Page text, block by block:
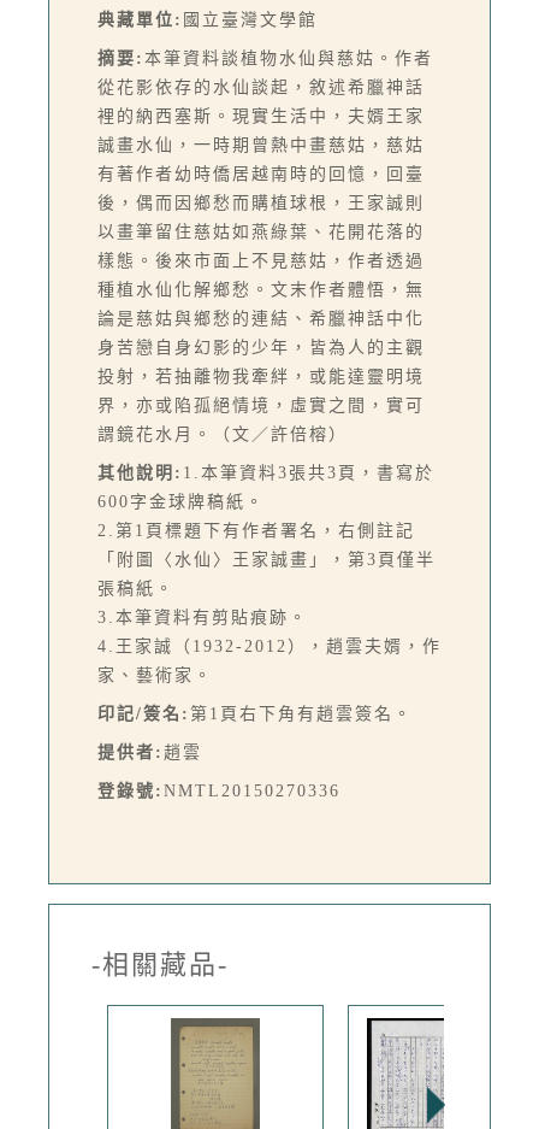
典藏單位: 國立臺灣文學館
摘要: 本筆資料談植物水仙與慈姑。作者
從花影依存的水仙談起，敘述希臘神話
裡的納西塞斯。現實生活中，夫婿王家
誠畫水仙，一時期曾熱中畫慈姑，慈姑
有著作者幼時僑居越南時的回憶，回臺
後，偶而因鄉愁而購植球根，王家誠則
以畫筆留住慈姑如燕綠葉、花開花落的
樣態。後來市面上不見慈姑，作者透過
種植水仙化解鄉愁。文末作者體悟，無
論是慈姑與鄉愁的連結、希臘神話中化
身苦戀自身幻影的少年，皆為人的主觀
投射，若抽離物我牽絆，或能達靈明境
界，亦或陷孤絕情境，虛實之間，實可
謂鏡花水月。（文／許倍榕）
其他說明: 1.本筆資料3張共3頁，書寫於
600字金球牌稿紙。
2.第1頁標題下有作者署名，右側註記
「附圖〈水仙〉王家誠畫」，第3頁僅半
張稿紙。
3.本筆資料有剪貼痕跡。
4.王家誠（1932-2012），趙雲夫婿，作
家、藝術家。
印記/簽名: 第1頁右下角有趙雲簽名。
提供者: 趙雲
登錄號: NMTL20150270336
-相關藏品-